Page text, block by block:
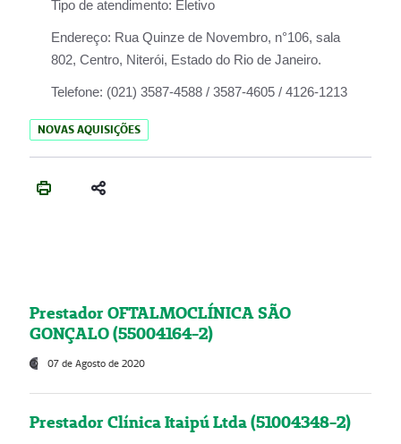
Tipo de atendimento: Eletivo
Endereço: Rua Quinze de Novembro, n°106, sala
802, Centro, Niterói, Estado do Rio de Janeiro.
Telefone: (021) 3587-4588 / 3587-4605 / 4126-1213
NOVAS AQUISIÇÕES
Prestador OFTALMOCLÍNICA SÃO
GONÇALO (55004164-2)
07 de Agosto de 2020
Prestador Clínica Itaipú Ltda (51004348-2)